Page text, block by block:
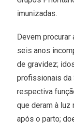
imunizadas.
Devem
seis anos
de gravidez;
profissionais da
respectiva
que deram à luz
após o parto;